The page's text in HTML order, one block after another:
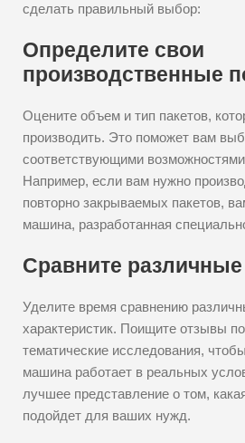
сделать правильный выбор:
Определите свои
производственные
Оцените объем и тип пакетов,
производить. Это поможет вам
соответствующими
Например, если вам нужно
повторно закрываемых пакетов,
машина, разработанная
Сравните
Уделите время сравнению
характеристик. Поищите отзывы
тематические исследования,
машина работает в реальных
лучшее представление о том,
подойдет для ваших нужд.